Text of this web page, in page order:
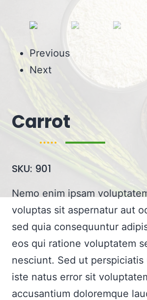
Previous
Next
Carrot
SKU: 901
Nemo enim ipsam
voluptas sit aspernatur aut
sed quia consequuntur
eos qui ratione voluptatem
nesciunt. Sed ut perspiciatis
iste natus error sit
accusantium doloremque